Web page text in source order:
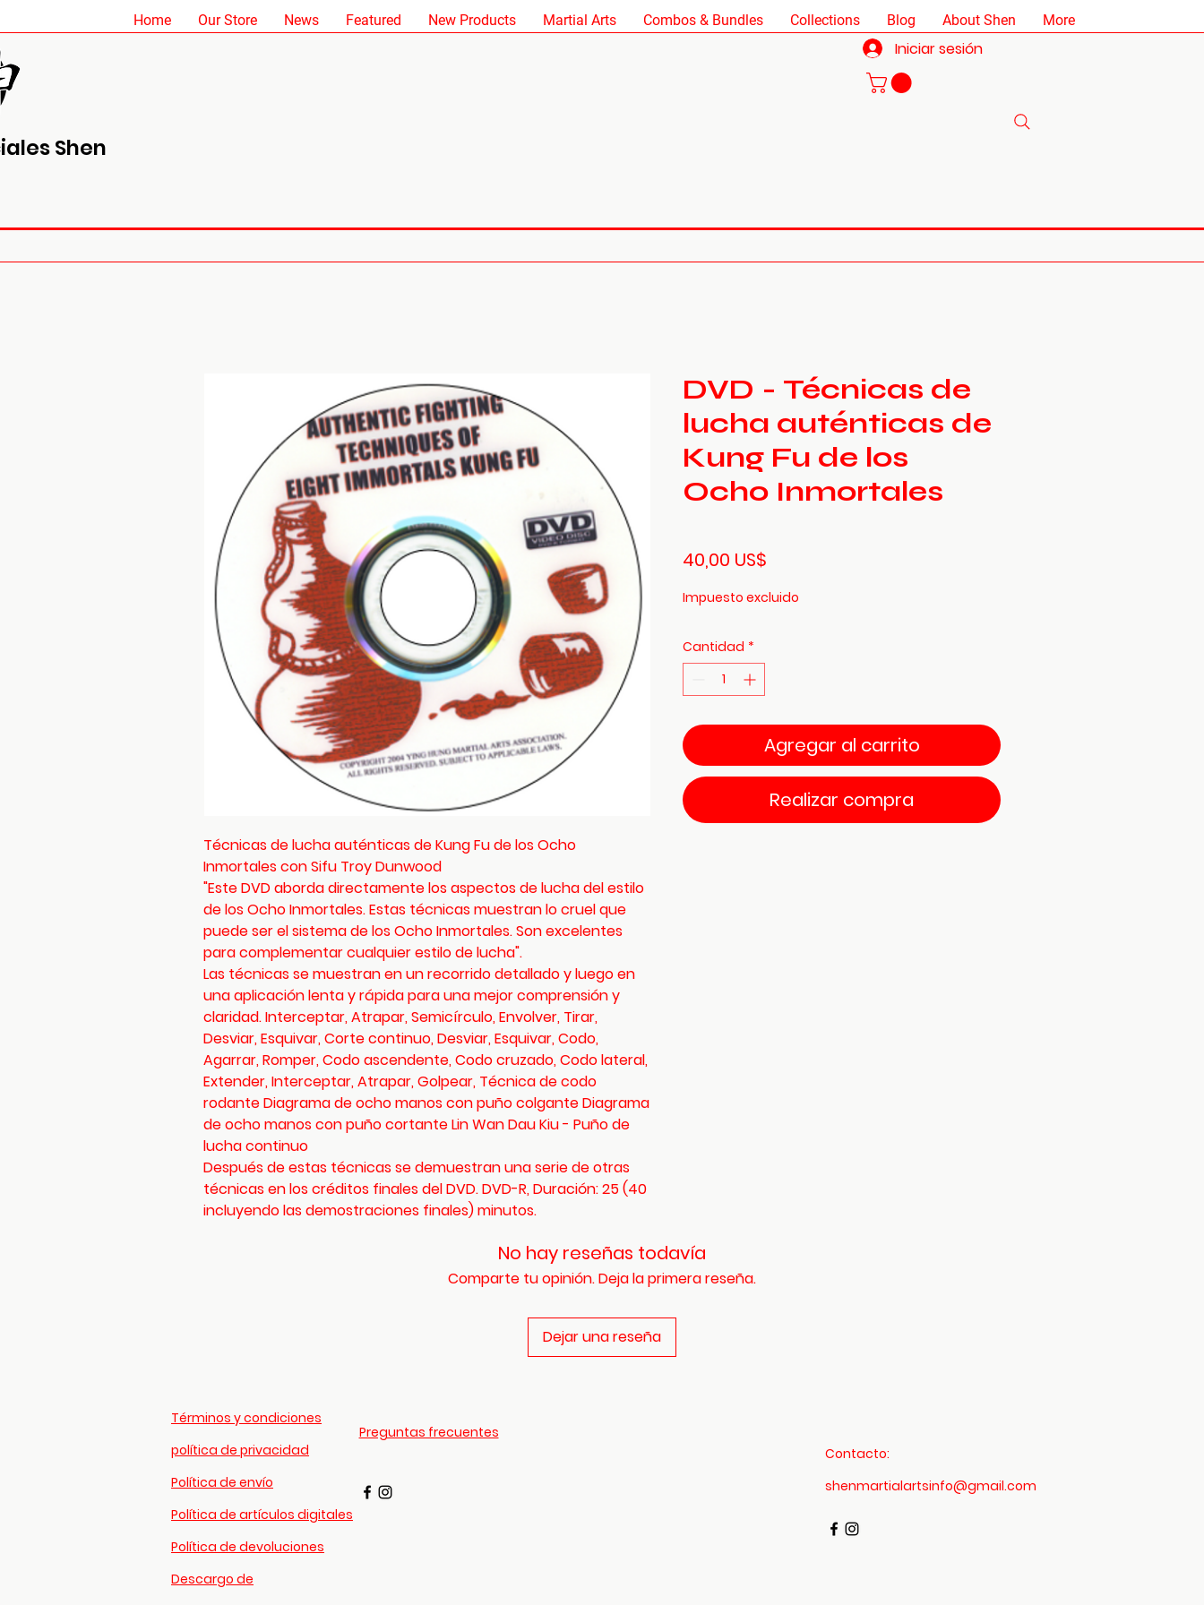
Shen
Home Our Store News Featured New Products Martial Arts Combos & Bundles Collections Blog About Shen More
Iniciar sesión
Técnicas de lucha auténticas de Kung Fu de los Ocho
Inmortales con Sifu Troy Dunwood
"Este DVD aborda directamente los aspectos de lucha del estilo
de los Ocho Inmortales. Estas técnicas muestran lo cruel que
puede ser el sistema de los Ocho Inmortales. Son excelentes
para complementar cualquier estilo de lucha".
Las técnicas se muestran en un recorrido detallado y luego en
una aplicación lenta y rápida para una mejor comprensión y
claridad. Interceptar, Atrapar, Semicírculo, Envolver, Tirar,
Desviar, Esquivar, Corte continuo, Desviar, Esquivar, Codo,
Agarrar, Romper, Codo ascendente, Codo cruzado, Codo lateral,
Extender, Interceptar, Atrapar, Golpear, Técnica de codo
rodante Diagrama de ocho manos con puño colgante Diagrama
de ocho manos con puño cortante Lin Wan Dau Kiu - Puño de
lucha continuo
Después de estas técnicas se demuestran una serie de otras
técnicas en los créditos finales del DVD. DVD-R, Duración: 25 (40
incluyendo las demostraciones finales) minutos.
DVD - Técnicas de
lucha auténticas de
Kung Fu de los
Ocho Inmortales
40,00 US$
Impuesto excluido
Cantidad *
Agregar al carrito
Realizar compra
No hay reseñas todavía
Comparte tu opinión. Deja la primera reseña.
Dejar una reseña
Términos y condiciones
política de privacidad
Política de envío
Política de artículos digitales
Política de devoluciones
Descargo de
Preguntas frecuentes
Contacto:
shenmartialartsinfo@gmail.com